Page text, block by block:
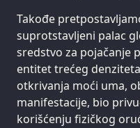
Takođe
suprotstavljeni palac
sredstvo za pojačanje
entitet trećeg
otkrivanja moći uma,
manifestacije, bio
korišćenju fizičkog